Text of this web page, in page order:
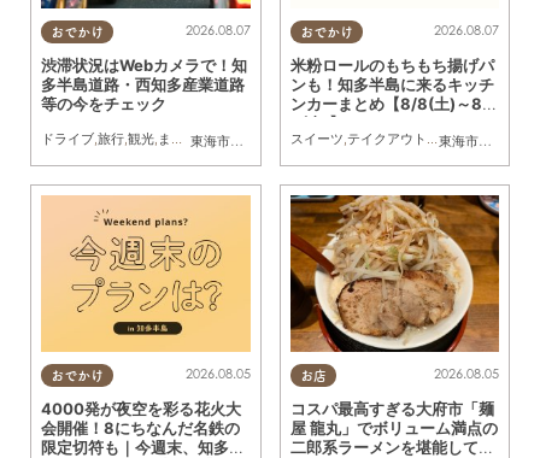
おでかけ
東海市
,大府市 知多市 ,東浦町,常滑市,南知多町
2026.08.07
渋滞状況はWebカメラで！知
多半島道路・西知多産業道路
等の今をチェック
ドライブ 旅行 観光 まちネタ
おでかけ
東海市
,大府市
2026.08.07
米粉ロールのもちもち揚げパ
ンも！知多半島に来るキッチ
ンカーまとめ【8/8(土)～8/1
4(金)】
スイーツ テイクアウト キッチンカー
おでかけ 2026.08.05
4000発が夜空を彩る花火大
会開催！8にちなんだ名鉄の
限定切符も｜今週末、知多半
お店 2026.08.05
コスパ最高すぎる大府市「麺
屋 龍丸」でボリューム満点の
二郎系ラーメンを堪能してき